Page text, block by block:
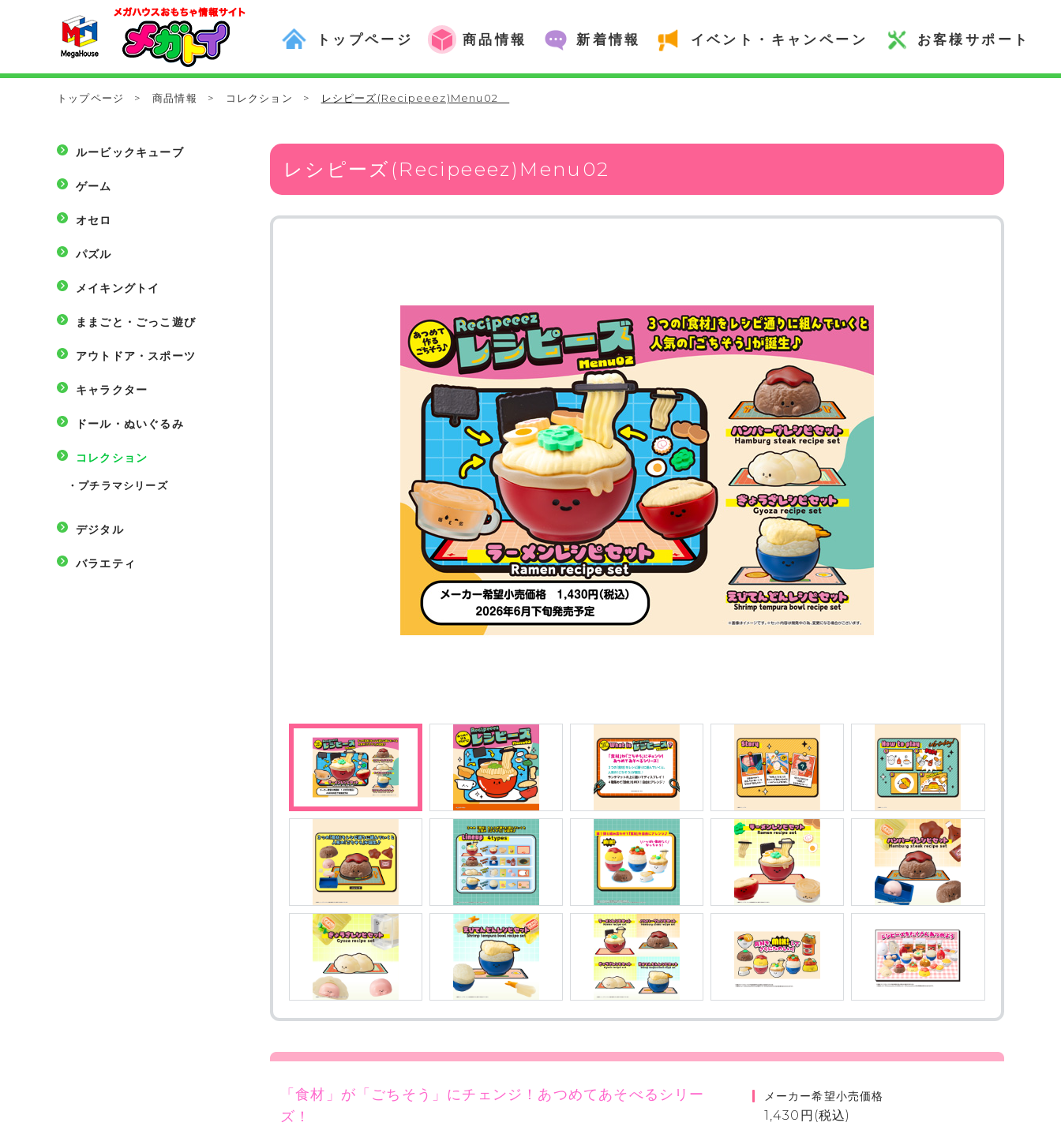
トップページ 商品情報 新着情報 イベント・キャンペーン お客様サポート
トップページ > 商品情報 > コレクション > レシピーズ(Recipeeez)Menu02
ルービックキューブ
ゲーム
オセロ
パズル
メイキングトイ
ままごと・ごっこ遊び
アウトドア・スポーツ
キャラクター
ドール・ぬいぐるみ
コレクション
・ プチラマシリーズ
デジタル
バラエティ
レシピーズ(Recipeeez)Menu02
「食材」が「ごちそう」にチェンジ！あつめてあそべるシリー
ズ！
メーカー希望小売価格
1,430円(税込)